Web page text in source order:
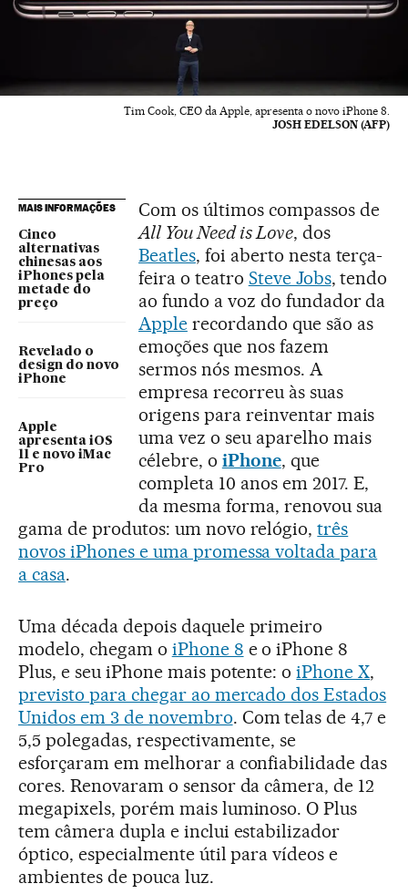
Tim Cook, CEO da Apple, apresenta o novo iPhone 8.
JOSH EDELSON (AFP)
MAIS INFORMAÇÕES
Cinco
alternativas
chinesas aos
iPhones pela
metade do
preço
Revelado o
design do novo
iPhone
Apple
apresenta iOS
11 e novo iMac
Pro
Com os últimos compassos de
All You Need is Love, dos
Beatles, foi aberto nesta terça-
feira o teatro Steve Jobs, tendo
ao fundo a voz do fundador da
Applerecordando que são as
emoções que nos fazem
sermos nós mesmos. A
empresa recorreu às suas
origens para reinventar mais
uma vez o seu aparelho mais
célebre, o iPhone, que
completa 10 anos em 2017. E,
da mesma forma, renovou sua
gama de produtos: um novo relógio,três
novos iPhones e uma promessa voltada para
a casa.
Uma década depois daquele primeiro
modelo, chegam o iPhone 8 e o iPhone 8
Plus, e seu iPhone mais potente: oiPhone X,
previsto para chegar ao mercado dos Estados
Unidos em 3 de novembro. Com telas de 4,7 e
5,5 polegadas, respectivamente, se
esforçaram em melhorar a confiabilidade das
cores. Renovaram o sensor da câmera, de 12
megapixels, porém mais luminoso. O Plus
tem câmera dupla e inclui estabilizador
óptico, especialmente útil para vídeos e
ambientes de pouca luz.